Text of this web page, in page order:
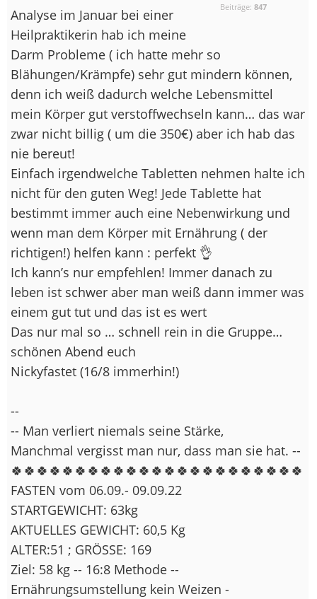
Beiträge:847
Analyse im Januar bei einer
Heilpraktikerin hab ich meine
Darm Probleme ( ich hatte mehr so
Blähungen/Krämpfe) sehr gut mindern können,
denn ich weiß dadurch welche Lebensmittel
mein Körper gut verstoffwechseln kann… das war
zwar nicht billig ( um die 350€) aber ich hab das
nie bereut!
Einfach irgendwelche Tabletten nehmen halte ich
nicht für den guten Weg! Jede Tablette hat
bestimmt immer auch eine Nebenwirkung und
wenn man dem Körper mit Ernährung ( der
richtigen!) helfen kann : perfekt 👌
Ich kann’s nur empfehlen! Immer danach zu
leben ist schwer aber man weiß dann immer was
einem gut tut und das ist es wert
Das nur mal so … schnell rein in die Gruppe…
schönen Abend euch
Nickyfastet (16/8 immerhin!)
--
-- Man verliert niemals seine Stärke,
Manchmal vergisst man nur, dass man sie hat. --
🍀🍀🍀🍀🍀🍀🍀🍀🍀🍀🍀🍀🍀🍀🍀🍀🍀🍀🍀🍀🍀🍀🍀
FASTEN vom 06.09.- 09.09.22
STARTGEWICHT: 63kg
AKTUELLES GEWICHT: 60,5 Kg
ALTER:51 ; GRÖSSE: 169
Ziel: 58 kg -- 16:8 Methode --
Ernährungsumstellung kein Weizen -